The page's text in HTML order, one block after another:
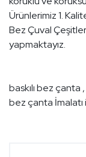
Ürünlerimiz 1.
Bez Çuval
yapmaktayız.
baskılı bez çanta
bez çanta İmalatı